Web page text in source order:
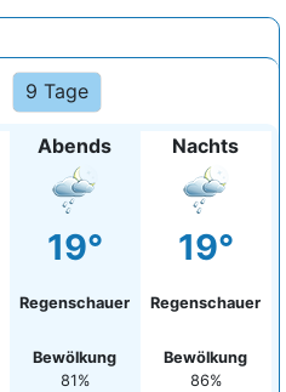
9 Tage
Abends
19°
Regenschauer
Bewölkung
81%
Nachts
19°
Regenschauer
Bewölkung
86%